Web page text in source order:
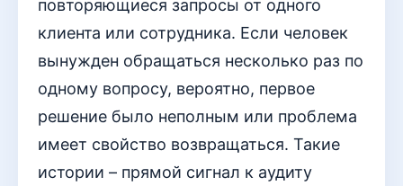
повторяющиеся запросы от одного
клиента или сотрудника. Если человек
вынужден обращаться несколько раз по
одному вопросу, вероятно, первое
решение было неполным или проблема
имеет свойство возвращаться. Такие
истории – прямой сигнал к аудиту